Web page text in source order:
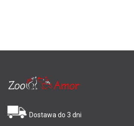
Dostawa do 3 dni